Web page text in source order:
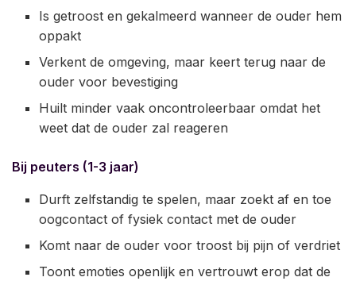
Is getroost en gekalmeerd wanneer de ouder hem
oppakt
Verkent de omgeving, maar keert terug naar de
ouder voor bevestiging
Huilt minder vaak oncontroleerbaar omdat het
weet dat de ouder zal reageren
Bij peuters (1-3 jaar)
Durft zelfstandig te spelen, maar zoekt af en toe
oogcontact of fysiek contact met de ouder
Komt naar de ouder voor troost bij pijn of verdriet
Toont emoties openlijk en vertrouwt erop dat de